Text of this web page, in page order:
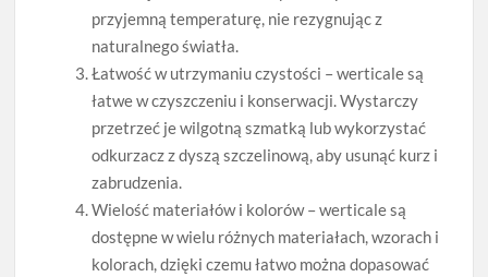
przyjemną temperaturę, nie rezygnując z
naturalnego światła.
Łatwość w utrzymaniu czystości – werticale są
łatwe w czyszczeniu i konserwacji. Wystarczy
przetrzeć je wilgotną szmatką lub wykorzystać
odkurzacz z dyszą szczelinową, aby usunąć kurz i
zabrudzenia.
Wielość materiałów i kolorów – werticale są
dostępne w wielu różnych materiałach, wzorach i
kolorach, dzięki czemu łatwo można dopasować